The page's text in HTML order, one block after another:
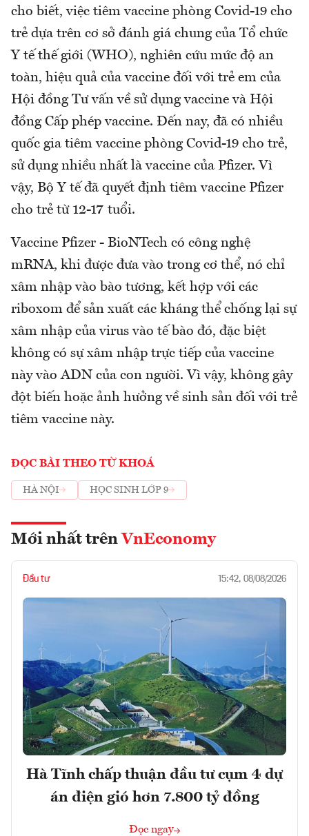
cho biết, việc tiêm vaccine phòng Covid-19 cho
trẻ dựa trên cơ sở đánh giá chung của Tổ chức
Y tế thế giới (WHO), nghiên cứu mức độ an
toàn, hiệu quả của vaccine đối với trẻ em của
Hội đồng Tư vấn về sử dụng vaccine và Hội
đồng Cấp phép vaccine. Đến nay, đã có nhiều
quốc gia tiêm vaccine phòng Covid-19 cho trẻ,
sử dụng nhiều nhất là vaccine của Pfizer. Vì
vậy, Bộ Y tế đã quyết định tiêm vaccine Pfizer
cho trẻ từ 12-17 tuổi.
Vaccine Pfizer - BioNTech có công nghệ
mRNA, khi được đưa vào trong cơ thể, nó chỉ
xâm nhập vào bào tương, kết hợp với các
riboxom để sản xuất các kháng thể chống lại sự
xâm nhập của virus vào tế bào đó, đặc biệt
không có sự xâm nhập trực tiếp của vaccine
này vào ADN của con người. Vì vậy, không gây
đột biến hoặc ảnh hưởng về sinh sản đối với trẻ
tiêm vaccine này.
ĐỌC BÀI THEO TỪ KHOÁ
HÀ NỘI HỌC SINH LỚP 9
Mới nhất trên VnEconomy
Đầu tư 15:42, 08/08/2026
Hà Tĩnh chấp thuận đầu tư cụm 4 dự
án điện gió hơn 7.800 tỷ đồng
Đọc ngay